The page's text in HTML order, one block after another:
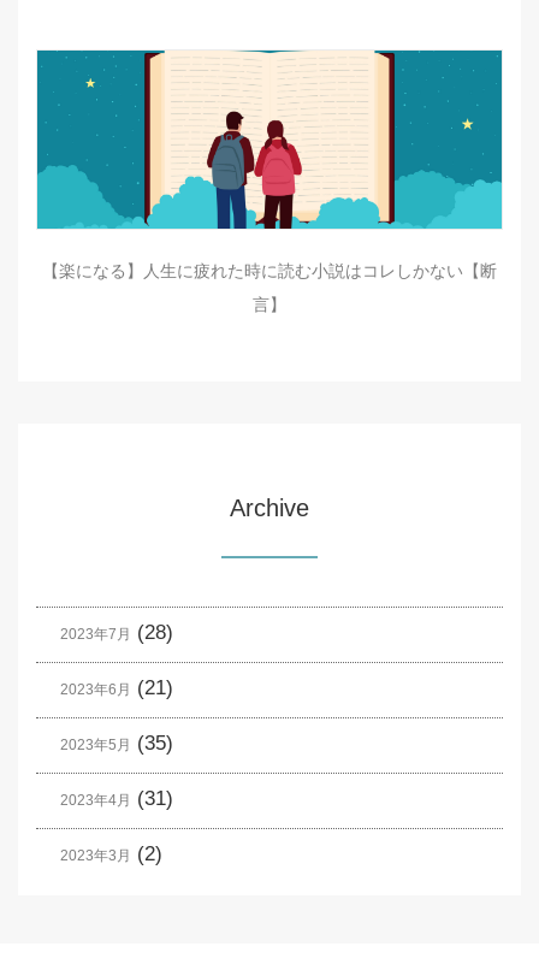
【楽になる】人生に疲れた時に読む小説はコレしかない【断
言】
Archive
2023年7月 (28)
2023年6月 (21)
2023年5月 (35)
2023年4月 (31)
2023年3月 (2)